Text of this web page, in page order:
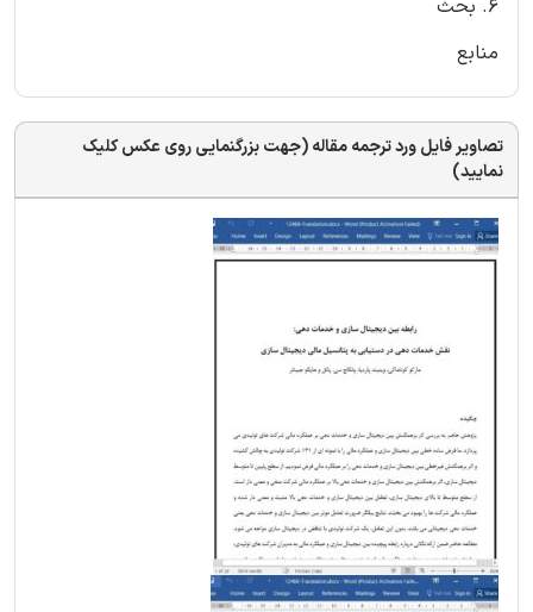
6. بحث
منابع
تصاویر فایل ورد ترجمه مقاله (جهت بزرگنمایی روی عکس کلیک
نمایید)